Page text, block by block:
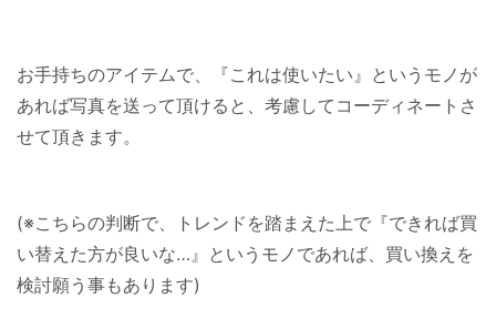
お手持ちのアイテムで、『これは使いたい』というモノが
あれば写真を送って頂けると、考慮してコーディネートさ
せて頂きます。
(※こちらの判断で、トレンドを踏まえた上で『できれば買
い替えた方が良いな…』というモノであれば、買い換えを
検討願う事もあります)